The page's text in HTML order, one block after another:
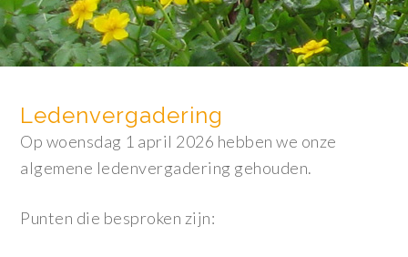
Ledenvergadering
Op woensdag 1 april 2026 hebben we onze
algemene ledenvergadering gehouden.
Punten die besproken zijn: